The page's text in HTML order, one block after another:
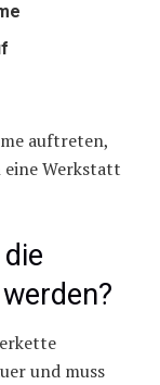
auftreten,
eine Werkstatt
und muss